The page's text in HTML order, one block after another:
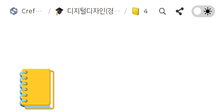
Crefactory / 디지털디자인(경희대학교) / 4주
📒